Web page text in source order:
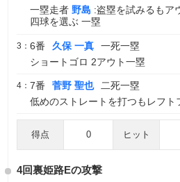
一塁走者 野島 :盗塁を試みるもア
四球を選ぶ 一塁
3： 6番 久保 一真
一死一塁
ショートゴロ 2アウト一塁
4： 7番 菅野 聖也
二死一塁
低めのストレートを打つもレフト
得点 0 ヒット
4回裏姫路Eの攻撃